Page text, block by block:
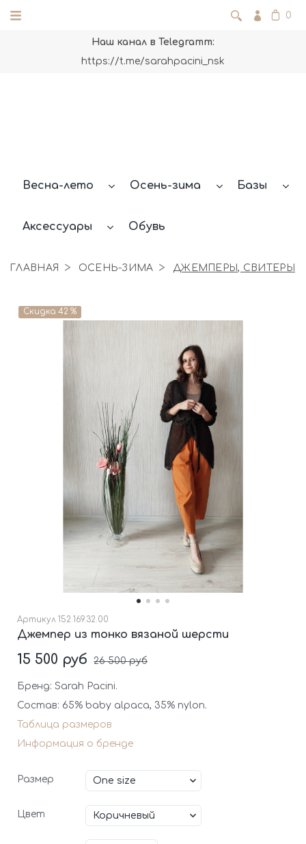
0
Наш канал в Telegramm:
https://t.me/sarahpacini_nsk
Весна-лето Осень-зима Базы
Аксессуары Обувь
ГЛАВНАЯ ОСЕНЬ-ЗИМА ДЖЕМПЕРЫ, СВИТЕРЫ
Скидка 42 %
Артикул 152.169.32.00
Джемпер из тонко вязаной шерсти
15 500 руб 26 500 руб
Бренд: Sarah Pacini.
Состав: 65% baby alpaca, 35% nylon.
Таблица размеров
Информация о бренде
Размер
Цвет